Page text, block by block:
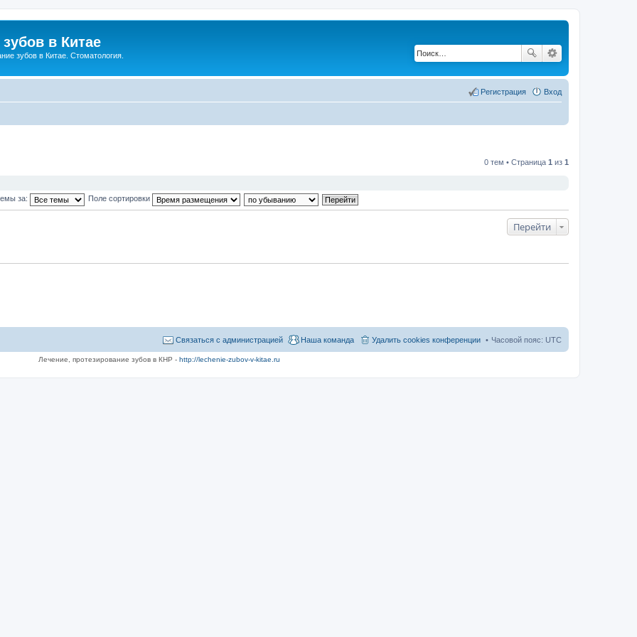
в Китае
зубов в Китае. Стоматология.
Вход
Регистрация
0 тем • Страница 1 из 1
за: Поле сортировки
Перейти
Часовой пояс: UTC
Удалить cookies конференции
Наша команда
Связаться с администрацией
Лечение, протезирование зубов в КНР - http://lechenie-zubov-v-kitae.ru